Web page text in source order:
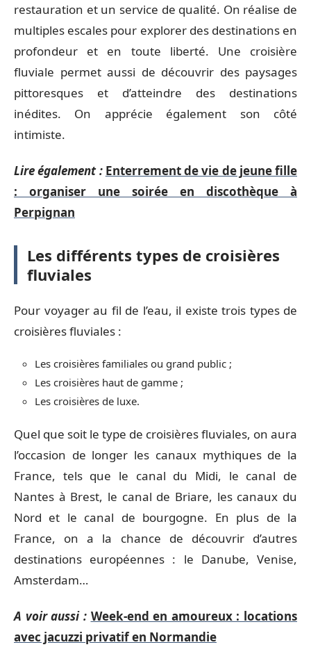
restauration et un service de qualité. On réalise de
multiples escales pour explorer des destinations en
profondeur et en toute liberté. Une croisière
fluviale permet aussi de découvrir des paysages
pittoresques et d’atteindre des destinations
inédites. On apprécie également son côté
intimiste.
Lire également : Enterrement de vie de jeune fille
: organiser une soirée en discothèque à
Perpignan
Les différents types de croisières
fluviales
Pour voyager au fil de l’eau, il existe trois types de
croisières fluviales :
Les croisières familiales ou grand public ;
Les croisières haut de gamme ;
Les croisières de luxe.
Quel que soit le type de croisières fluviales, on aura
l’occasion de longer les canaux mythiques de la
France, tels que le canal du Midi, le canal de
Nantes à Brest, le canal de Briare, les canaux du
Nord et le canal de bourgogne. En plus de la
France, on a la chance de découvrir d’autres
destinations européennes : le Danube, Venise,
Amsterdam…
A voir aussi : Week-end en amoureux : locations
avec jacuzzi privatif en Normandie